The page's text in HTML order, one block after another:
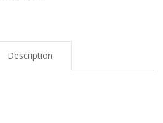
Description